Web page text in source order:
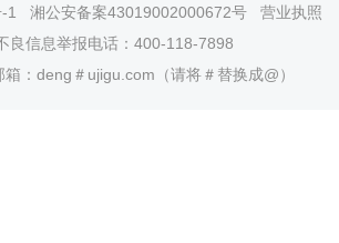
1
湘公安备案43019002000672号
营业执照
良信息举报电话：400-118-7898
：deng＃ujigu.com（请将＃替换成@）